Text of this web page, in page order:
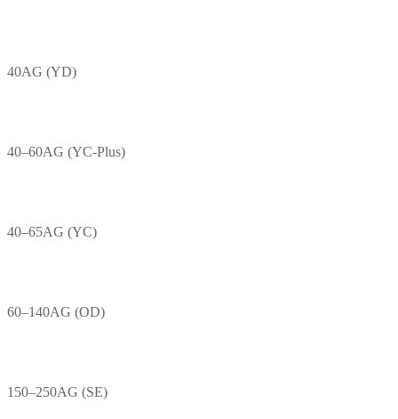
40AG (YD)
40–60AG (YC-Plus)
40–65AG (YC)
60–140AG (OD)
150–250AG (SE)